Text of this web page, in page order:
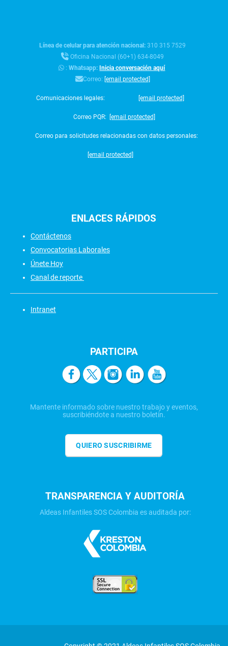
Línea de celular para atención nacional:310 315 7529
Oficina Nacional (60+1) 634-8049
:Whatsapp:Inicia conversación aquí
Correo: [email protected]
Comunicaciones legales: [email protected]
Correo PQR: [email protected]
Correo para solicitudes relacionadas con datos personales:
[email protected]
ENLACES RÁPIDOS
Contáctenos
Convocatorias Laborales
Únete Hoy
Canal de reporte
Intranet
PARTICIPA
Mantente informado sobre nuestro trabajo y eventos,
suscribiéndote a nuestro boletín.
QUIERO SUSCRIBIRME
TRANSPARENCIA Y AUDITORÍA
Aldeas Infantiles SOS Colombia es auditada por: